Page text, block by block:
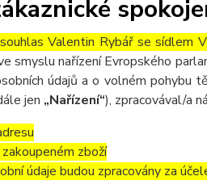
Valentin Rybář se
smyslu nařízení Evropského
údajů a o volném pohybu
jen „Nařízení“), zpracovával/a
zboží
údaje budou zpracovány za